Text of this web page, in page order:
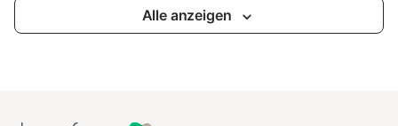
Alle anzeigen